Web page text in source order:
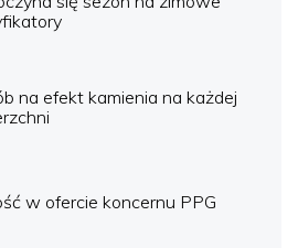
na efekt kamienia na każdej
w ofercie koncernu PPG